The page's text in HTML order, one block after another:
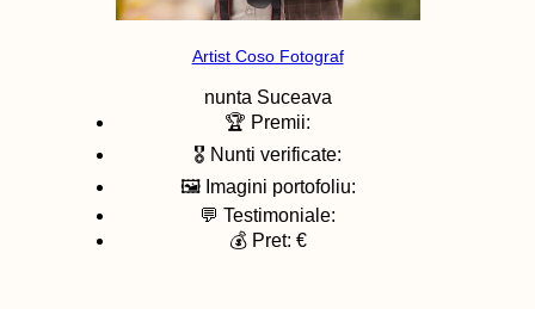
Artist Coso Fotograf
nunta Suceava
🏆 Premii:
🎖️ Nunti verificate:
🖼️ Imagini portofoliu:
💬 Testimoniale:
💰 Pret: €